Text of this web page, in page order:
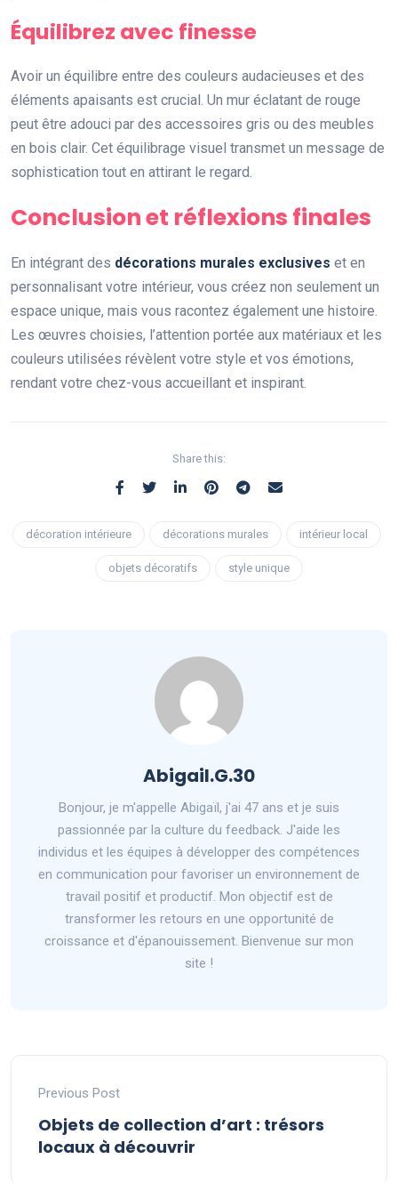
Équilibrez avec finesse
Avoir un équilibre entre des couleurs audacieuses et des
éléments apaisants est crucial. Un mur éclatant de rouge
peut être adouci par des accessoires gris ou des meubles
en bois clair. Cet équilibrage visuel transmet un message de
sophistication tout en attirant le regard.
Conclusion et réflexions finales
En intégrant des décorations murales exclusives et en
personnalisant votre intérieur, vous créez non seulement un
espace unique, mais vous racontez également une histoire.
Les œuvres choisies, l’attention portée aux matériaux et les
couleurs utilisées révèlent votre style et vos émotions,
rendant votre chez-vous accueillant et inspirant.
Share this:
décoration intérieure décorations murales intérieur local
objets décoratifs style unique
Abigail.G.30
Bonjour, je m'appelle Abigaïl, j'ai 47 ans et je suis
passionnée par la culture du feedback. J'aide les
individus et les équipes à développer des compétences
en communication pour favoriser un environnement de
travail positif et productif. Mon objectif est de
transformer les retours en une opportunité de
croissance et d'épanouissement. Bienvenue sur mon
site !
Previous Post
Objets de collection d’art : trésors
locaux à découvrir